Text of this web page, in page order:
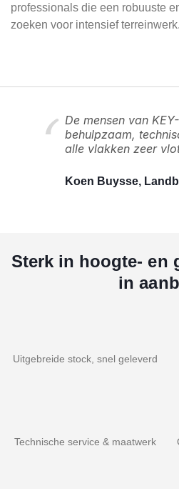
professionals die een robuuste
zoeken voor intensief terreinwerk.
De mensen van
behulpzaam,
alle vlakken zeer
Koen Buysse,
Sterk in hoogte- en
in
Uitgebreide stock, snel geleverd
Technische service & maatwerk